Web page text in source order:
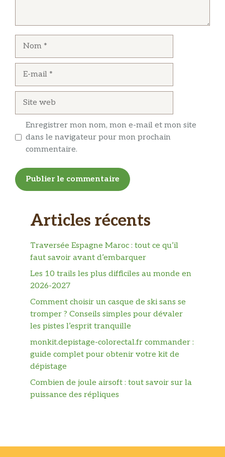
Enregistrer mon nom, mon e-mail et mon site
dans le navigateur pour mon prochain
commentaire.
Articles récents
Traversée Espagne Maroc : tout ce qu’il
faut savoir avant d’embarquer
Les 10 trails les plus difficiles au monde en
2026-2027
Comment choisir un casque de ski sans se
tromper ? Conseils simples pour dévaler
les pistes l’esprit tranquille
monkit.depistage-colorectal.fr commander :
guide complet pour obtenir votre kit de
dépistage
Combien de joule airsoft : tout savoir sur la
puissance des répliques